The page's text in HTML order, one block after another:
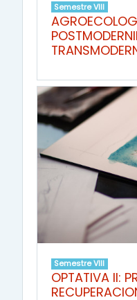
Semestre VIII
Semestre VIII
OPTATIVA II: